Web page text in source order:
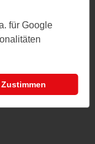
für Google
Zustimmen